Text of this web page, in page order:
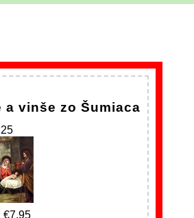
a vinše zo Šumiaca
7.95